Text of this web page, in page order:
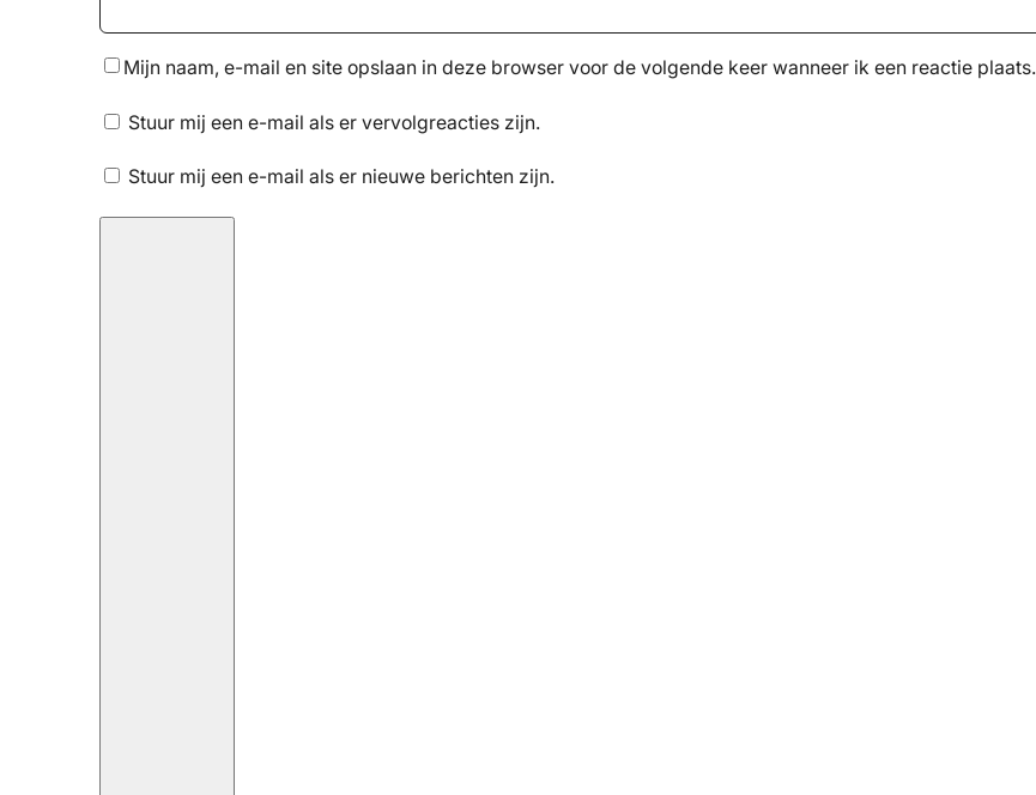
Mijn naam, e-mail en site opslaan in deze browser voor de volgende keer wanneer ik een reactie plaats.
Stuur mij een e-mail als er vervolgreacties zijn.
Stuur mij een e-mail als er nieuwe berichten zijn.